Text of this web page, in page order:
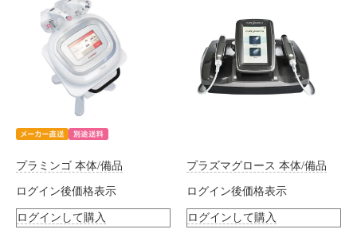
プラミンゴ 本体/備品
ログイン後価格表示
ログインして購入
プラズマグロース 本体/備品
ログイン後価格表示
ログインして購入